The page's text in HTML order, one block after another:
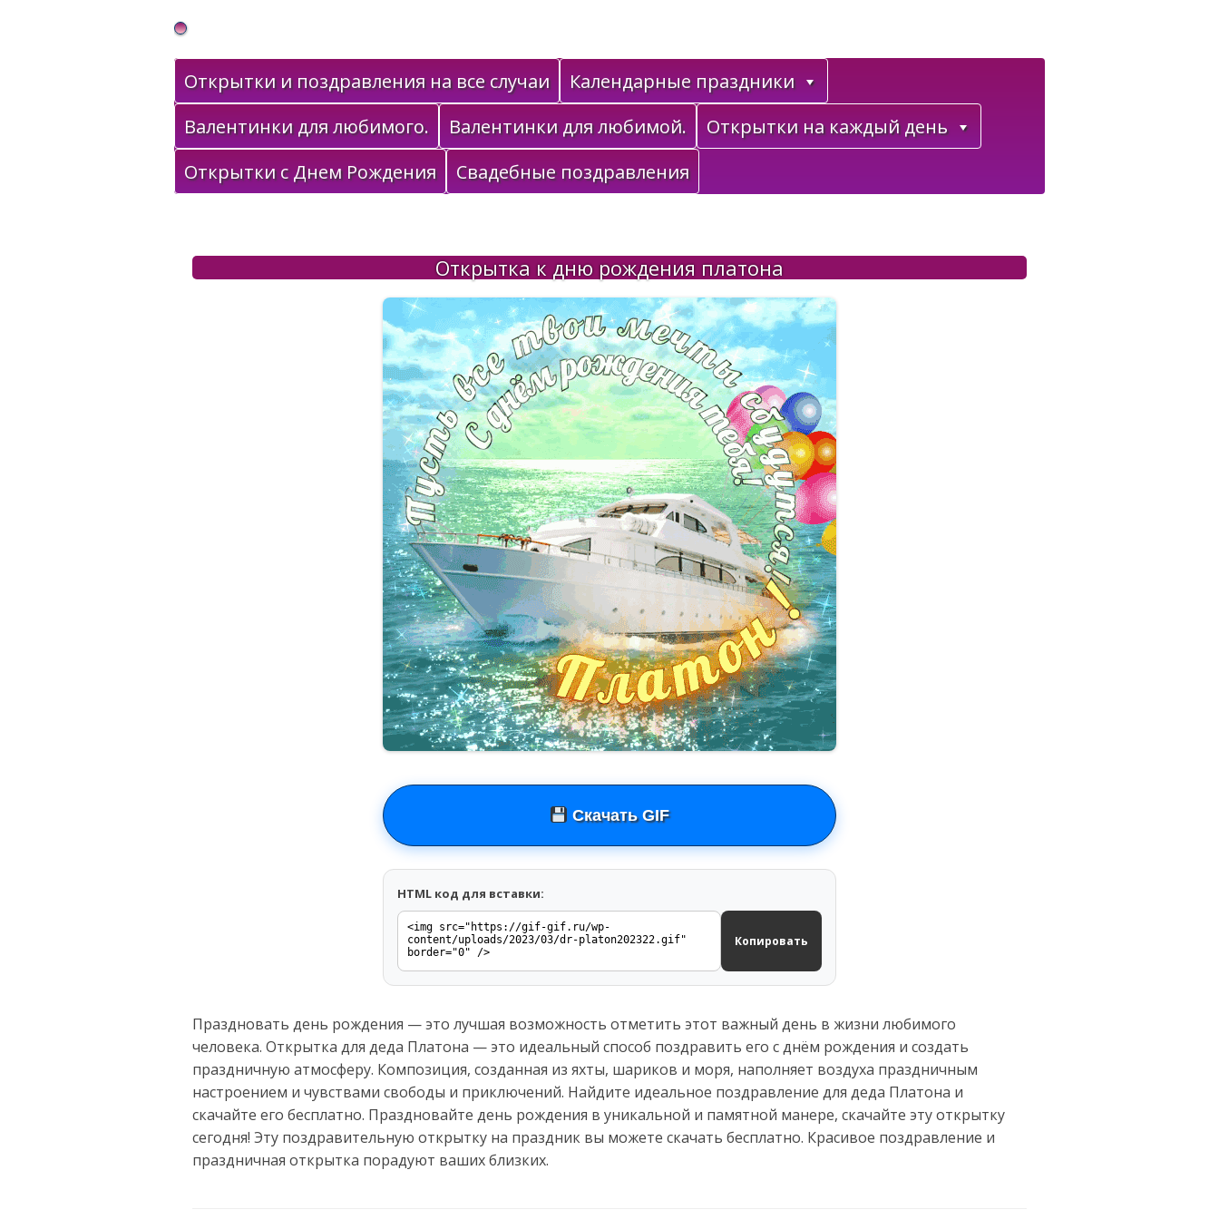
Gif Открытки в подарок
Открытки и поздравления на все случаи
Календарные праздники
Валентинки для любимого.
Валентинки для любимой.
Открытки на каждый день
Открытки с Днем Рождения
Свадебные поздравления
Открытка к дню рождения платона
Скачать GIF
HTML код для вставки:
Копировать
Праздновать день рождения — это лучшая возможность отметить этот важный день в жизни любимого
человека. Открытка для деда Платона — это идеальный способ поздравить его с днём рождения и создать
праздничную атмосферу. Композиция, созданная из яхты, шариков и моря, наполняет воздуха праздничным
настроением и чувствами свободы и приключений. Найдите идеальное поздравление для деда Платона и
скачайте его бесплатно. Праздновайте день рождения в уникальной и памятной манере, скачайте эту открытку
сегодня! Эту поздравительную открытку на праздник вы можете скачать бесплатно. Красивое поздравление и
праздничная открытка порадуют ваших близких.